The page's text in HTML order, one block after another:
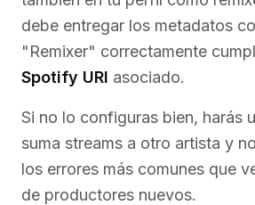
debe entregar los metadatos
"Remixer" correctamente
Spotify URI asociado.
Si no lo configuras bien, harás
suma streams a otro artista y
los errores más comunes que
de productores nuevos.